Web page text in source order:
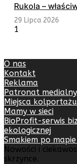
Rukola –
29 Lipca 2026
O nas
Kontakt
Reklama
Patronat medialny
Miejsca kolportażu
Mamy w sieci
BioProfit-serwis
ekologicznej
Smakiem po
Nowości i
skrzynce.